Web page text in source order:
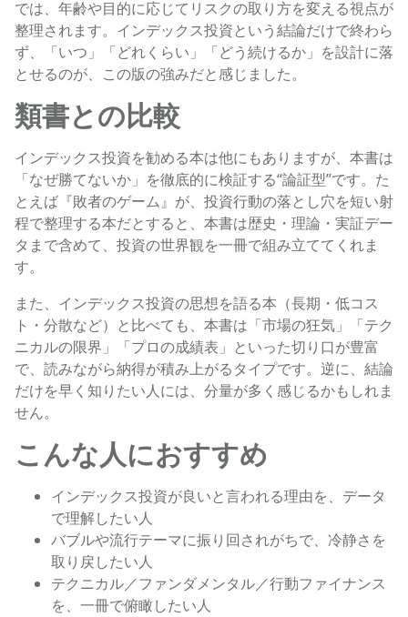
では、年齢や目的に応じてリスクの取り方を変える視点が
整理されます。インデックス投資という結論だけで終わら
ず、「いつ」「どれくらい」「どう続けるか」を設計に落
とせるのが、この版の強みだと感じました。
類書との比較
インデックス投資を勧める本は他にもありますが、本書は
「なぜ勝てないか」を徹底的に検証する“論証型”です。た
とえば『敗者のゲーム』が、投資行動の落とし穴を短い射
程で整理する本だとすると、本書は歴史・理論・実証デー
タまで含めて、投資の世界観を一冊で組み立ててくれま
す。
また、インデックス投資の思想を語る本（長期・低コス
ト・分散など）と比べても、本書は「市場の狂気」「テク
ニカルの限界」「プロの成績表」といった切り口が豊富
で、読みながら納得が積み上がるタイプです。逆に、結論
だけを早く知りたい人には、分量が多く感じるかもしれま
せん。
こんな人におすすめ
インデックス投資が良いと言われる理由を、データ
で理解したい人
バブルや流行テーマに振り回されがちで、冷静さを
取り戻したい人
テクニカル／ファンダメンタル／行動ファイナンス
を、一冊で俯瞰したい人